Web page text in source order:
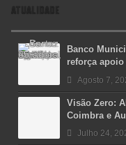
ATUALIDADE
Banco
reforça
Agosto 7,
Visão Zero:
Coimbra e
Julho 24,